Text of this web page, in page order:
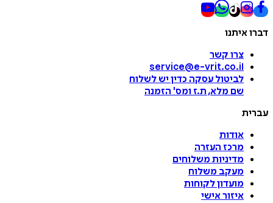
דברו איתנו
צרו קשר
service@e-vrit.co.il
לביטול עסקה כדין יש לשלוח
שם מלא, ת.ז ומס' הזמנה
עברית
אודות
מרכז העזרה
מדיניות משלוחים
מעקב משלוח
מועדון לקוחות
איזור אישי